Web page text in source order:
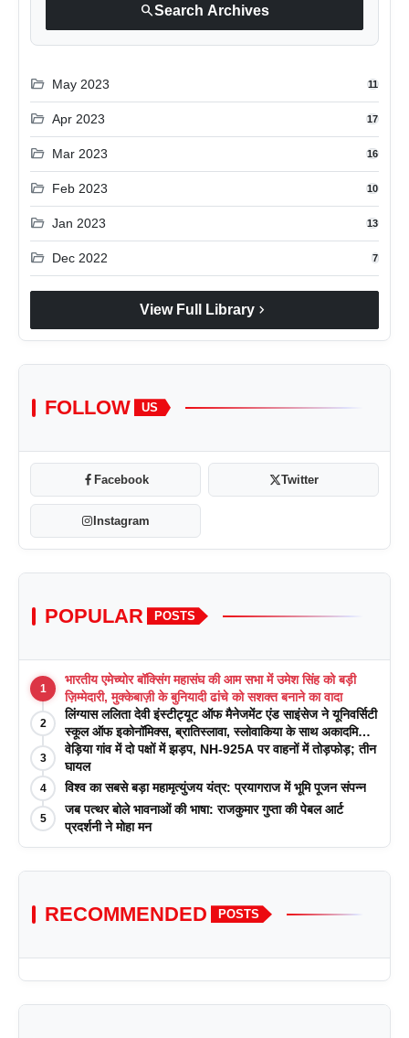
searchSearch Archives
folder_open May 2023 11
folder_open Apr 2023 17
folder_open Mar 2023 16
folder_open Feb 2023 10
folder_open Jan 2023 13
folder_open Dec 2022 7
View Full Library chevron_right
FOLLOW US
Facebook Twitter
Instagram
POPULAR POSTS
1
भारतीय एमेच्योर बॉक्सिंग महासंघ की आम सभा में उमेश सिंह को बड़ी
ज़िम्मेदारी, मुक्केबाज़ी के बुनियादी ढांचे को सशक्त बनाने का वादा
2
लिंग्यास ललिता देवी इंस्टीट्यूट ऑफ मैनेजमेंट एंड साइंसेज ने यूनिवर्सिटी
स्कूल ऑफ इकोनॉमिक्स, ब्रातिस्लावा, स्लोवाकिया के साथ अकादमिक
पत्रिकाओं में प्रकाशन रणनीतियों पर एक दिवसीय कार्यशाला का
आयोजन किया
3
वेड़िया गांव में दो पक्षों में झड़प, NH-925A पर वाहनों में तोड़फोड़; तीन
घायल
4 विश्व का सबसे बड़ा महामृत्युंजय यंत्र: प्रयागराज में भूमि पूजन संपन्न
5
जब पत्थर बोले भावनाओं की भाषा: राजकुमार गुप्ता की पेबल आर्ट
प्रदर्शनी ने मोहा मन
RECOMMENDED POSTS